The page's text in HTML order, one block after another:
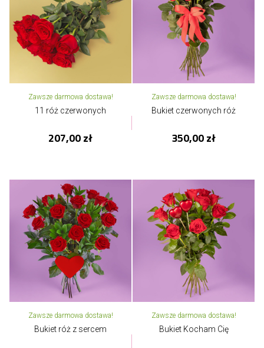
Zawsze darmowa dostawa!
11 róż czerwonych
207,00 zł
Zawsze darmowa dostawa!
Bukiet czerwonych róż
350,00 zł
Zawsze darmowa dostawa!
Bukiet róż z sercem
Zawsze darmowa dostawa!
Bukiet Kocham Cię